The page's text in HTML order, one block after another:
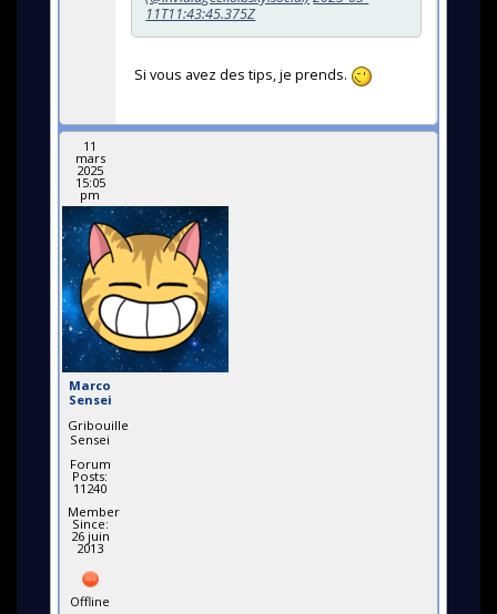
11T11:43:45.375Z
Si vous avez des tips, je prends.
11
mars
2025
15:05
pm
Marco
Sensei
Gribouille
Sensei
Forum
Posts:
11240
Member
Since:
26 juin
2013
Offline